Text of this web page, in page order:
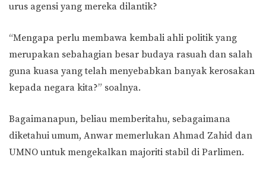
urus agensi yang mereka dilantik?
“Mengapa perlu membawa kembali ahli politik yang
merupakan sebahagian besar budaya rasuah dan salah
guna kuasa yang telah menyebabkan banyak kerosakan
kepada negara kita?” soalnya.
Bagaimanapun, beliau memberitahu, sebagaimana
diketahui umum, Anwar memerlukan Ahmad Zahid dan
UMNO untuk mengekalkan majoriti stabil di Parlimen.